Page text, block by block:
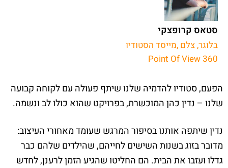
סטאס קרופצקי
בלוגר, צלם ,מייסד הסטודיו
Point Of View 360
הפעם, סטודיו להדמיה שלנו שיתף פעולה עם לקוחה קבועה
שלנו – נדין כהן המוכשרת, בפרויקט שהוא כולו לב ונשמה.
נדין שיתפה אותנו בסיפור המרגש שעומד מאחורי העיצוב:
מדובר בזוג בשנות השישים לחייהם, שהילדים שלהם כבר
גדלו ועזבו את הבית. הם החליטו שהגיע הזמן לרענן, לחדש